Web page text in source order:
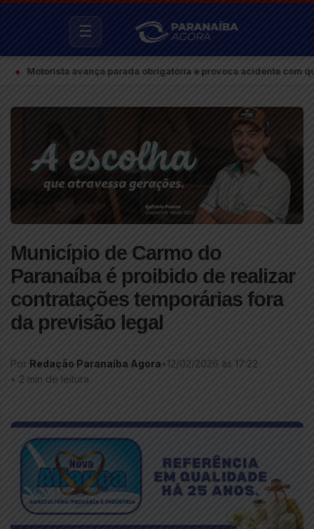
☰
avança parada obrigatória e provoca acidente com quatro
Município de Carmo do
Paranaíba é proibido de realizar
contratações temporárias fora
da previsão legal
Por Redação Paranaíba Agora•12/02/2026 às 17:22
• 2 min de leitura